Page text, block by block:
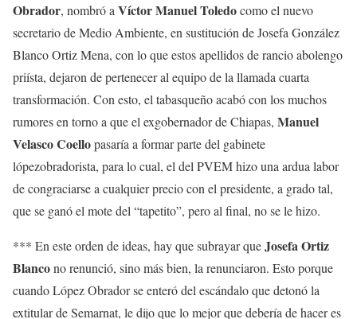
Obrador, nombró a Víctor Manuel Toledocomo el nuevo
secretario de Medio Ambiente, en sustitución de Josefa González
Blanco Ortiz Mena, con lo que estos apellidos de rancio abolengo
priísta, dejaron de pertenecer al equipo de la llamada cuarta
transformación. Con esto, el tabasqueño acabó con los muchos
rumores en torno a que el exgobernador de Chiapas, Manuel
Velasco Coellopasaría a formar parte del gabinete
lópezobradorista, para lo cual, el del PVEM hizo una ardua labor
de congraciarse a cualquier precio con el presidente, a grado tal,
que se ganó el mote del “tapetito”, pero al final, no se le hizo.
*** En este orden de ideas, hay que subrayar queJosefa Ortiz
Blancono renunció, sino más bien, la renunciaron. Esto porque
cuando López Obrador se enteró del escándalo que detonó la
extitular de Semarnat, le dijo que lo mejor que debería de hacer es